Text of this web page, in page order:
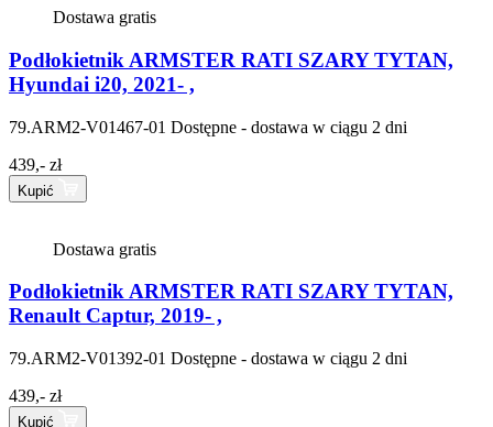
Dostawa gratis
Podłokietnik ARMSTER RATI SZARY TYTAN,
Hyundai i20, 2021- ,
79.ARM2-V01467-01 Dostępne - dostawa w ciągu 2 dni
439,- zł
Kupić
Dostawa gratis
Podłokietnik ARMSTER RATI SZARY TYTAN,
Renault Captur, 2019- ,
79.ARM2-V01392-01 Dostępne - dostawa w ciągu 2 dni
439,- zł
Kupić